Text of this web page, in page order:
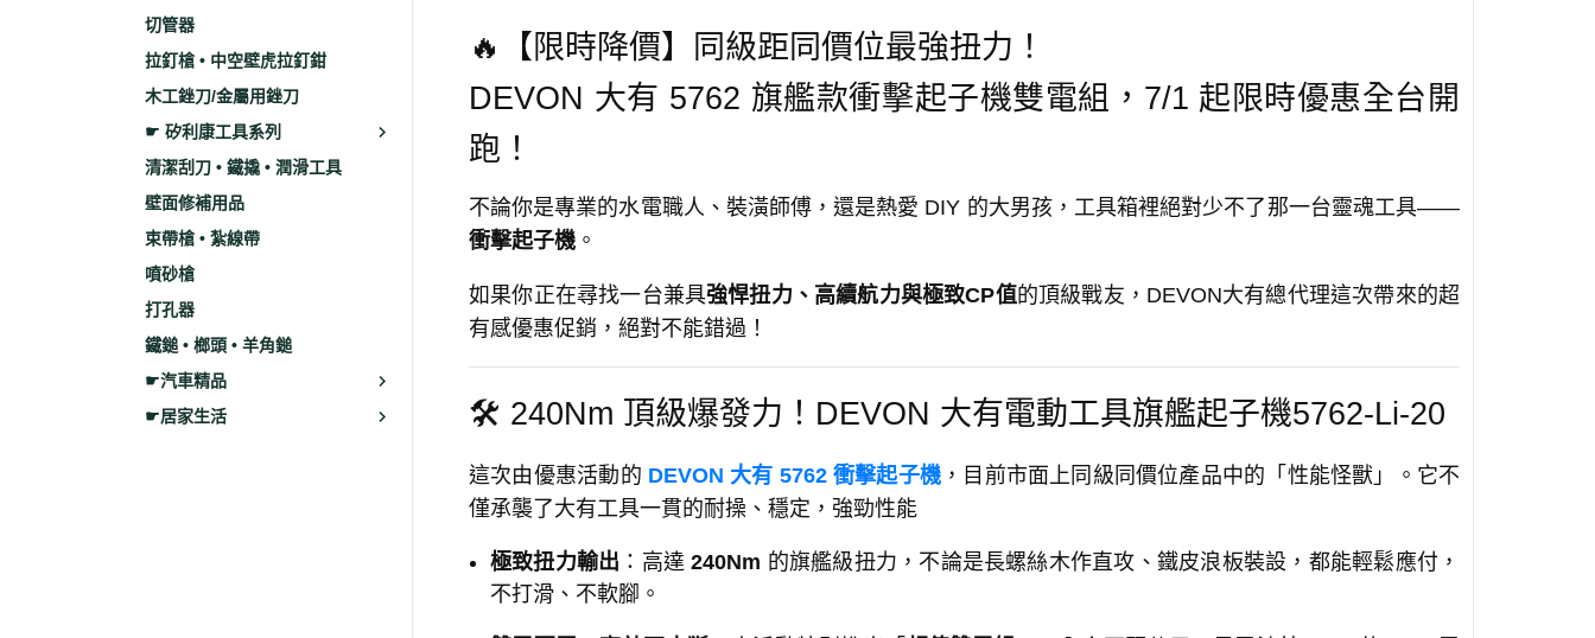
切管器
拉釘槍 • 中空壁虎拉釘鉗
木工銼刀/金屬用銼刀
☛ 矽利康工具系列
清潔刮刀 • 鐵撬 • 潤滑工具
壁面修補用品
束帶槍 • 紮線帶
噴砂槍
打孔器
鐵鎚 • 榔頭 • 羊角鎚
☛汽車精品
☛居家生活
🔥【限時降價】同級距同價位最強扭力！
DEVON 大有 5762 旗艦款衝擊起子機雙電組，7/1 起限時優惠全台開
跑！
不論你是專業的水電職人、裝潢師傅，還是熱愛 DIY 的大男孩，工具箱裡絕對少不了那一台靈魂工具——
衝擊起子機 。
如果你正在尋找一台兼具強悍扭力、高續航力與極致CP值的頂級戰友，DEVON大有總代理這次帶來的超
有感優惠促銷，絕對不能錯過！
🛠️ 240Nm 頂級爆發力！DEVON 大有電動工具旗艦起子機5762-Li-20
這次由優惠活動的 DEVON 大有 5762 衝擊起子機 ，目前市面上同級同價位產品中的「性能怪獸」。它不
僅承襲了大有工具一貫的耐操、穩定，強勁性能
極致扭力輸出 ：高達240Nm 的旗艦級扭力，不論是長螺絲木作直攻、鐵皮浪板裝設，都能輕鬆應付，
不打滑、不軟腳。